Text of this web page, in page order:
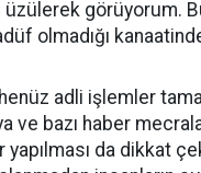
görüyorum.
olmadığı
adli işlemler
ve bazı haber
yapılması da dikkat